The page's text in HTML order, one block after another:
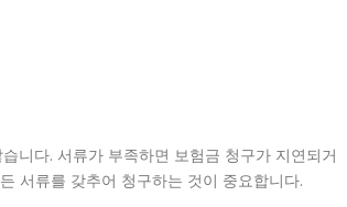
니다. 서류가 부족하면 보험금 청구가 지연되거
서류를 갖추어 청구하는 것이 중요합니다.